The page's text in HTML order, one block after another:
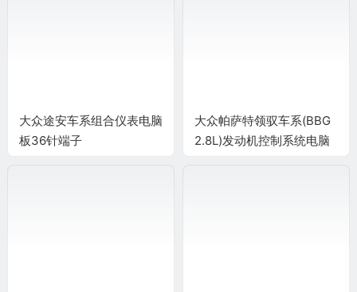
大众途安车系组合仪表电脑
板36针端子
大众帕萨特领驭车系(BBG
2.8L)发动机控制系统电脑